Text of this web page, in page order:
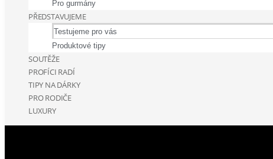
Pro gurmány
PŘEDSTAVUJEME
Testujeme pro vás
Produktové tipy
SOUTĚŽE
PROFÍCI RADÍ
TIPY NA DÁRKY
PRO RODIČE
LUXURY